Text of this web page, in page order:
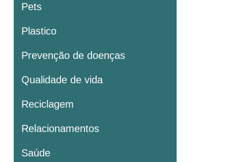
Pets
Plastico
Prevenção de doenças
Qualidade de vida
Reciclagem
Relacionamentos
Saúde